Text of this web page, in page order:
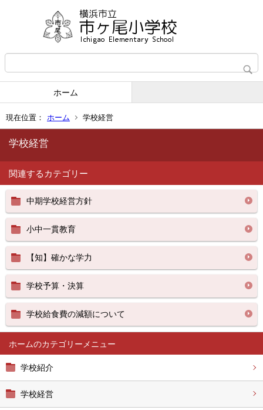
ホーム
現在位置： ホーム 学校経営
ホーム
学校紹介
学校経営
学校経営
関連するカテゴリー
中期学校経営方針
小中一貫教育
【知】確かな学力
学校予算・決算
学校給食費の減額について